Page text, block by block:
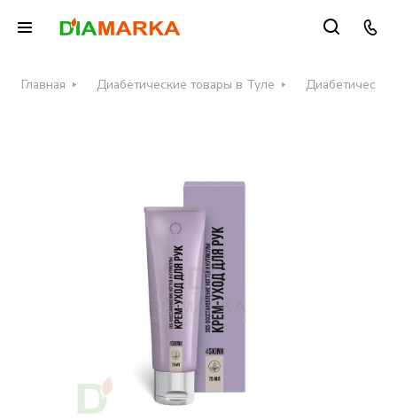
Главная Диабетические товары в Туле